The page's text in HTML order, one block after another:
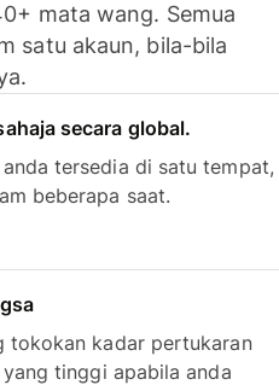
mata wang. Semua
satu akaun, bila-bila
secara global.
tersedia di satu tempat,
beberapa saat.
tokokan kadar pertukaran
tinggi apabila anda